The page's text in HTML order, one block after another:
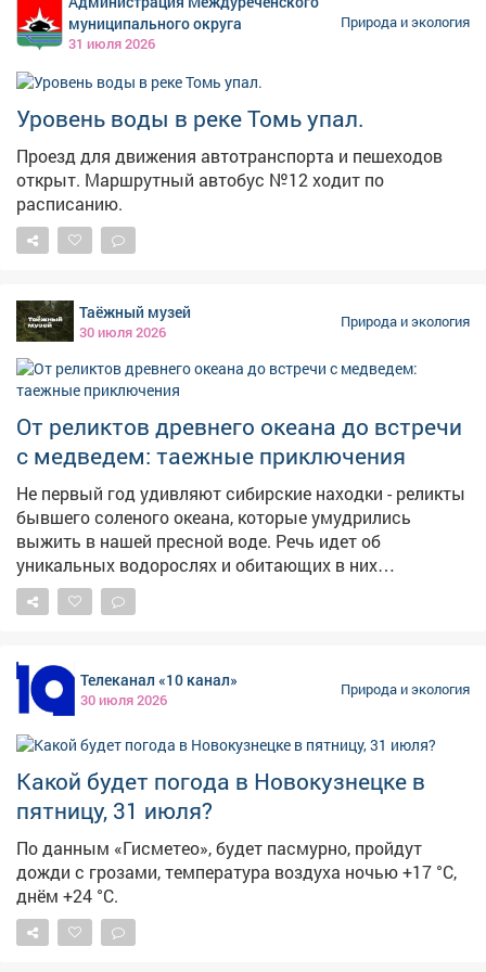
могут быть туманы. В Кемерове ночью 1 августа
будет +16, +18°С, днем +27, +29°С. Порывы западного
Ожидается кратковременный дождь, днем местами
пройдет гроза. Также прогнозируются туманы.
муниципального округа
31 июля 2026
Природа и экология
Уровень воды в реке Томь упал.
Проезд для движения автотранспорта и пешеходов
открыт. Маршрутный автобус №12 ходит по
расписанию.
Таёжный музей
30 июля 2026
Природа и экология
От реликтов древнего океана до встречи
с медведем: таежные приключения
Не первый год удивляют сибирские находки - реликты
бывшего соленого океана, которые умудрились
выжить в нашей пресной воде. Речь идет об
уникальных водорослях и обитающих в них
ракообразных. Несколько лет назад недалеко от
станции Казынет, в ручье с ледяной водой,
обнаружил эту диковину. Оказалось, что водоросль -
мощнейший эмульгатор. Если смешать ее с
подсолнечным маслом, оно превращается в молоко! А
добавив красящий порошок, мы получаем
полноценную водоэмульсионную краску. Проверено
на деле. Но и это не всё: в сыром виде водоросли
пахнут морской капустой, а при варке источают
невероятно аппетитный аромат рыбы.
Заинтригованный, я прихватил в электричку свой
мини-транспорт «Таракан» (на дефицитном бензине) и
высадился на заветной станции. Дорога до ручья
оказалась сплошной полосой глубоких луж, поэтому
колесного друга пришлось спрятать в кустах. Времени
Телеканал «10 канал»
30 июля 2026
Природа и экология
Какой будет погода в Новокузнецке в
пятницу, 31 июля?
По данным «Гисметео», будет пасмурно, пройдут
дожди с грозами, температура воздуха ночью +17 °С,
днём +24 °С.